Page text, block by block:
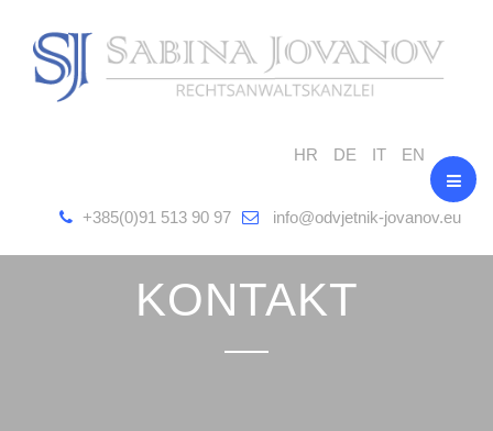
HR DE IT EN
+385(0)91 513 90 97 info@odvjetnik-jovanov.eu
KONTAKT